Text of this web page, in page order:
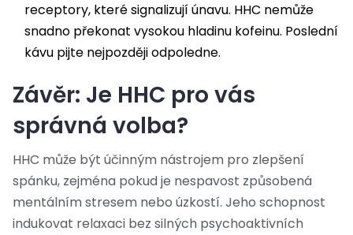
receptory, které signalizují únavu. HHC nemůže
snadno překonat vysokou hladinu kofeinu. Poslední
kávu pijte nejpozději odpoledne.
Závěr: Je HHC pro vás
správná volba?
HHC může být účinným nástrojem pro zlepšení
spánku, zejména pokud je nespavost způsobená
mentálním stresem nebo úzkostí. Jeho schopnost
indukovat relaxaci bez silných psychoaktivních